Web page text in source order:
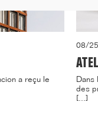
a reçu le
08/25
Dans
des
[...]